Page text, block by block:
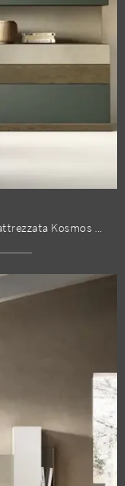
Clicca e ottieni informazioni sulla parete attrezzata Kosmos KC106 del marchio Moretti Compact Giorno Notte: è la soluzione dalle linee moderne ...